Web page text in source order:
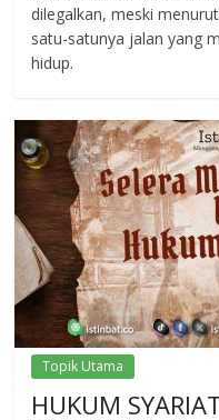
dilegalkan, meski
satu-satunya jalan yang
hidup.
Topik Utama
HUKUM